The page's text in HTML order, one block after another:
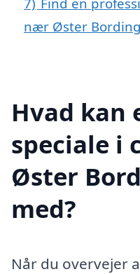
nær Øster Bording
Hvad kan
speciale i
Øster
med?
Når du overvejer